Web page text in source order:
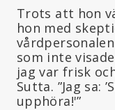
Trots att hon
hon med
som inte
jag var frisk
Sutta. ”Jag sa:
upphöra!'”